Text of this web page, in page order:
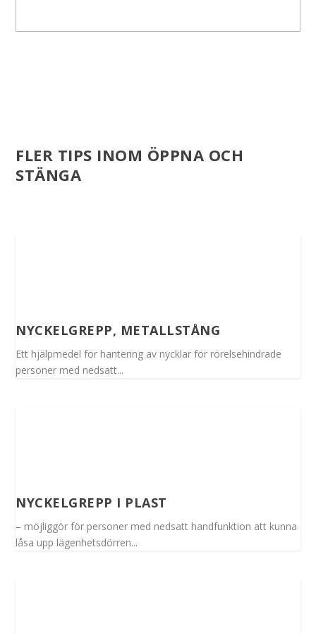
FLER TIPS INOM ÖPPNA OCH
STÄNGA
NYCKELGREPP, METALLSTÅNG
Ett hjälpmedel för hantering av nycklar för rörelsehindrade
personer med nedsatt...
NYCKELGREPP I PLAST
– möjliggör för personer med nedsatt handfunktion att kunna
låsa upp lägenhetsdörren...